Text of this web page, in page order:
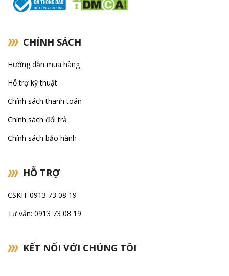
CHÍNH SÁCH
Hướng dẫn mua hàng
Hỗ trợ kỹ thuật
Chính sách thanh toán
Chính sách đổi trả
Chính sách bảo hành
HỖ TRỢ
CSKH: 0913 73 08 19
Tư vấn: 0913 73 08 19
KẾT NỐI VỚI CHÚNG TÔI